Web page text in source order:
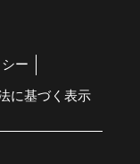
ー
に基づく表示